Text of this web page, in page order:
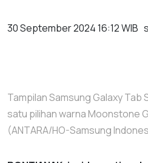
30 September 2024 16:12 WIB
Tampilan Samsung Galaxy Tab
satu pilihan warna Moonstone
(ANTARA/HO-Samsung